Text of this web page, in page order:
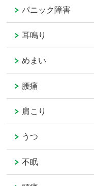
パニック障害
耳鳴り
めまい
腰痛
肩こり
うつ
不眠